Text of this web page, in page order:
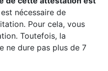
nécessaire de
Pour cela, vous
Toutefois, la
ne dure pas plus de 7